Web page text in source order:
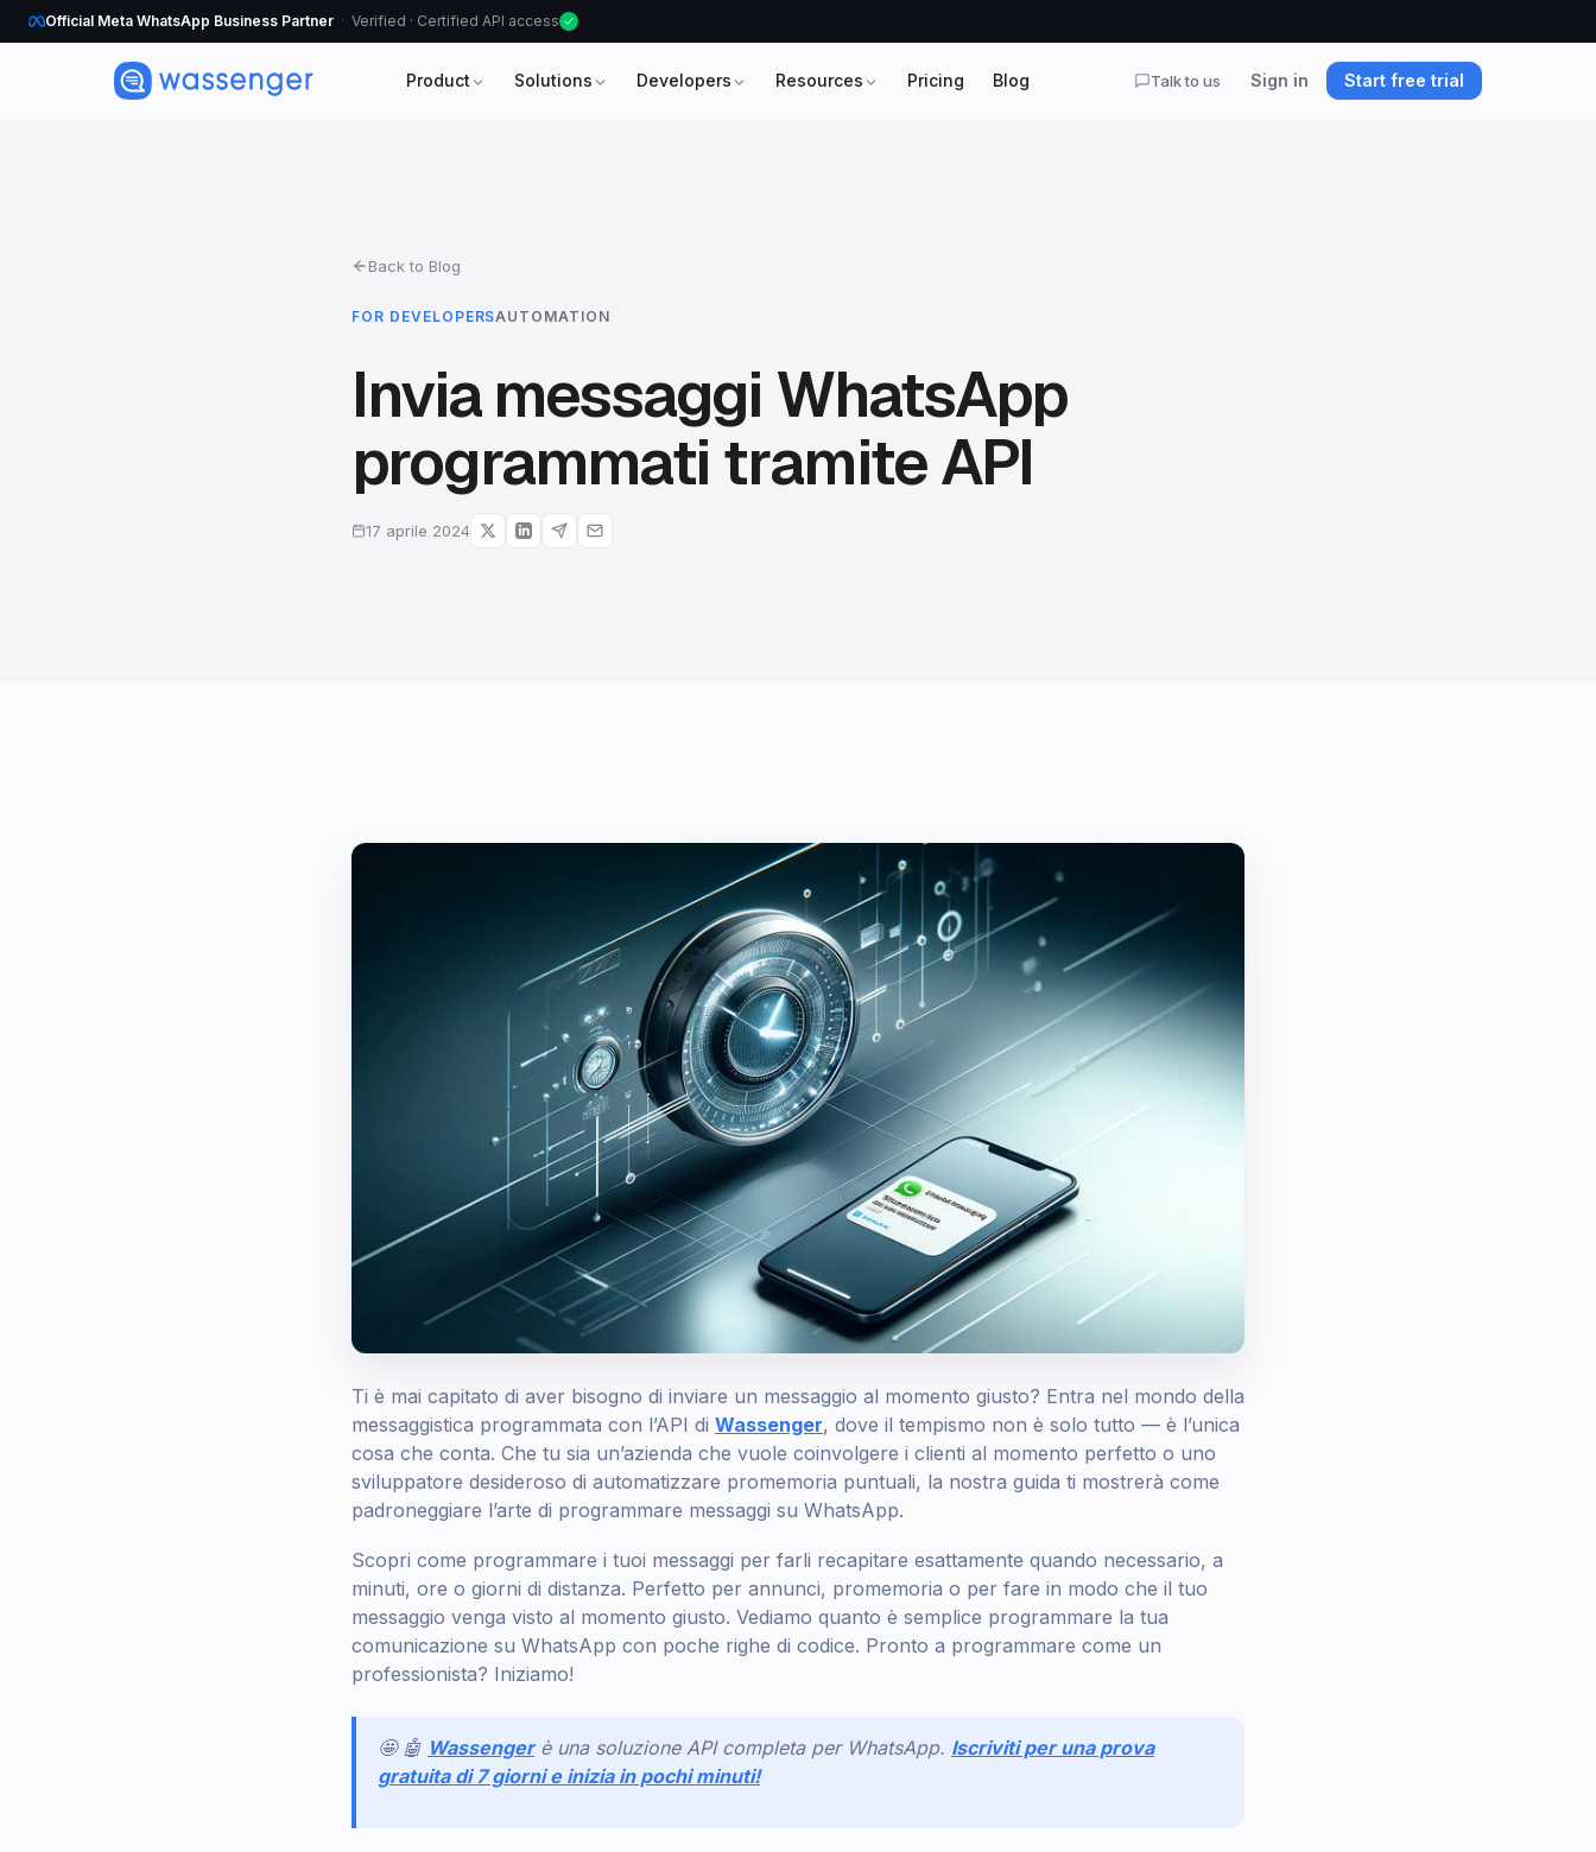
Official Meta WhatsApp Business Partner Verified · Certified API access
Product Solutions Developers Resources Pricing Blog Talk to us Sign in Start free trial
Back to Blog
FOR DEVELOPERSAUTOMATION
Invia messaggi WhatsApp
programmati tramite API
17 aprile 2024
Ti è mai capitato di aver bisogno di inviare un messaggio al momento giusto? Entra nel mondo della
messaggistica programmata con l’API di Wassenger, dove il tempismo non è solo tutto — è l’unica
cosa che conta. Che tu sia un’azienda che vuole coinvolgere i clienti al momento perfetto o uno
sviluppatore desideroso di automatizzare promemoria puntuali, la nostra guida ti mostrerà come
padroneggiare l’arte di programmare messaggi su WhatsApp.
Scopri come programmare i tuoi messaggi per farli recapitare esattamente quando necessario, a
minuti, ore o giorni di distanza. Perfetto per annunci, promemoria o per fare in modo che il tuo
messaggio venga visto al momento giusto. Vediamo quanto è semplice programmare la tua
comunicazione su WhatsApp con poche righe di codice. Pronto a programmare come un
professionista? Iniziamo!
🤩 🤖 Wassenger è una soluzione API completa per WhatsApp. Iscriviti per una prova
gratuita di 7 giorni e inizia in pochi minuti!